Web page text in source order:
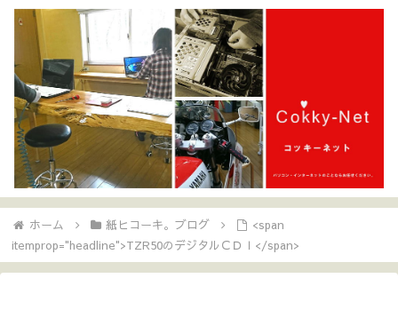
ホーム 紙ヒコーキ。ブログ
<span
itemprop="headline">TZR50のデジタルＣＤＩ</span>